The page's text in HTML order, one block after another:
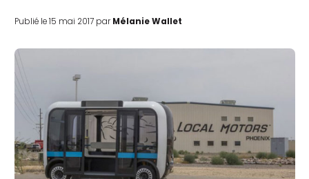
Publié le 15 mai 2017 parMélanie Wallet